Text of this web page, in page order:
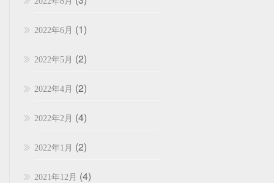
2022年6月 (1)
2022年5月 (2)
2022年4月 (2)
2022年2月 (4)
2022年1月 (2)
2021年12月 (4)